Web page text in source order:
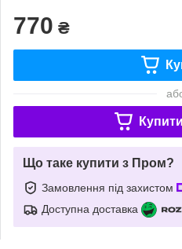
770 ₴
Що таке купити з Пром?
Замовлення під захистом
Доступна доставка